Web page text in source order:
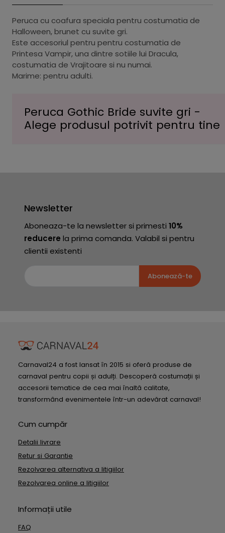
Peruca cu coafura speciala pentru costumatia de
Halloween, brunet cu suvite gri.
Este accesoriul pentru pentru costumatia de
Printesa Vampir, una dintre sotiile lui Dracula,
costumatia de Vrajitoare si nu numai.
Marime: pentru adulti.
Peruca Gothic Bride suvite gri -
Alege produsul potrivit pentru tine
Newsletter
Aboneaza-te la newsletter si primesti 10%
reducere la prima comanda. Valabil si pentru
clientii existenti
Abonează-te
Carnaval24 a fost lansat în 2015 si oferă produse de
carnaval pentru copii și adulți. Descoperă costumații și
accesorii tematice de cea mai înaltă calitate,
transformând evenimentele într-un adevărat carnaval!
Cum cumpăr
Detalii livrare
Retur si Garantie
Rezolvarea alternativa a litigiilor
Rezolvarea online a litigiilor
Informații utile
FAQ